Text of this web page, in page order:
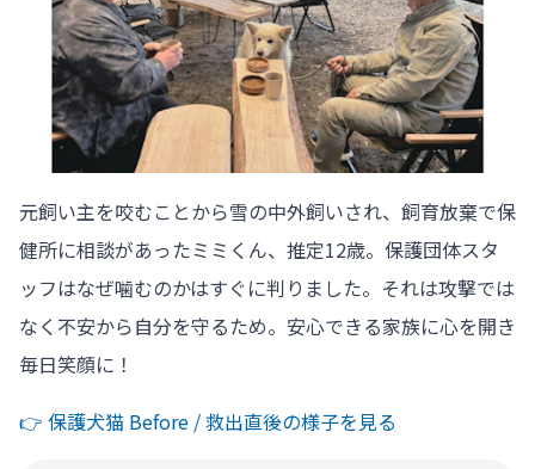
元飼い主を咬むことから雪の中外飼いされ、飼育放棄で保
健所に相談があったミミくん、推定12歳。保護団体スタ
ッフはなぜ噛むのかはすぐに判りました。それは攻撃では
なく不安から自分を守るため。安心できる家族に心を開き
毎日笑顔に！
👉️ 保護犬猫 Before / 救出直後の様子を見る